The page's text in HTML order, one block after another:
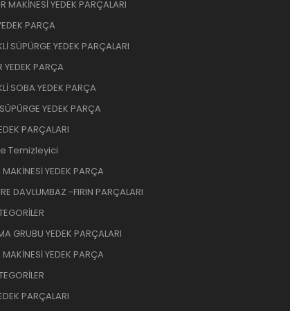
MAKİNESİ YEDEK PARÇALARI
PARÇA
SÜPÜRGE YEDEK PARÇALARI
YEDEK PARÇA
SOBA YEDEK PARÇA
YEDEK PARÇA
PARÇALARI
Temizleyici
MAKİNESİ YEDEK PARÇA
DAVLUMBAZ -FIRIN PARÇALARI
GRUBU YEDEK PARÇALARI
MAKİNESİ YEDEK PARÇA
PARÇALARI